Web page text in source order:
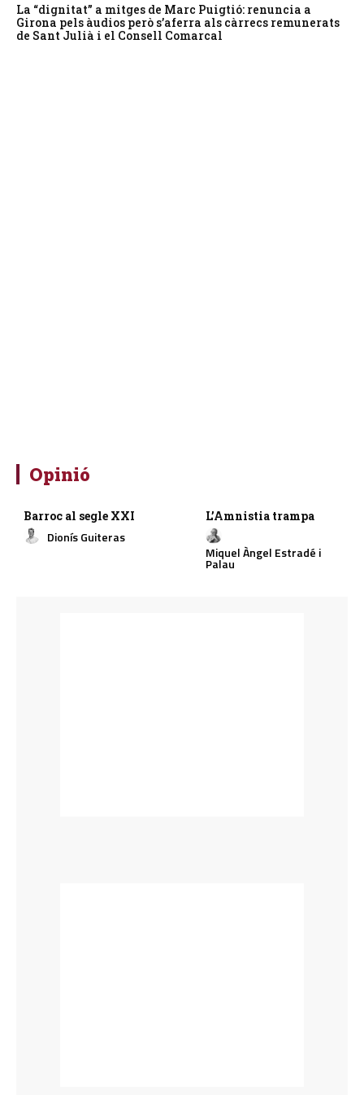
La “dignitat” a mitges de Marc Puigtió: renuncia a
Girona pels àudios però s’aferra als càrrecs remunerats
de Sant Julià i el Consell Comarcal
Opinió
Barroc al segle XXI
Dionís Guiteras
L’Amnistia trampa
Miquel Àngel Estradé i
Palau